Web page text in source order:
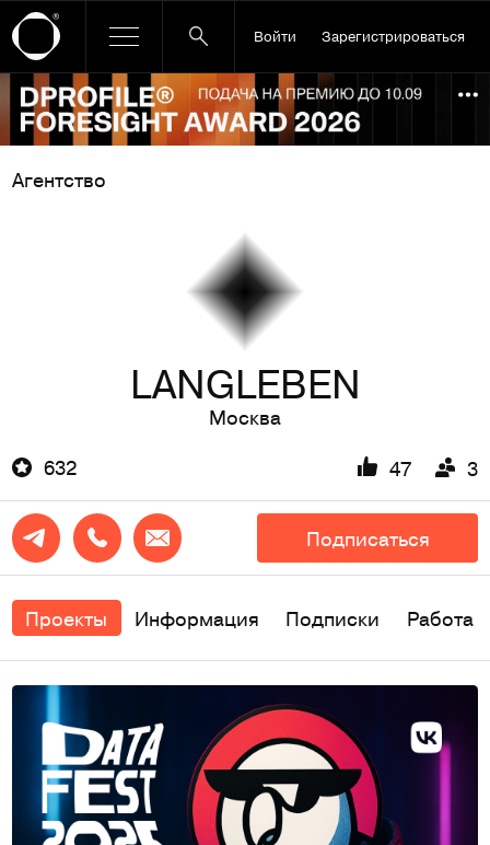
Войти Зарегистрироваться
Ссылка баннера
Агентство
LANGLEBEN
Москва
632
47 3
Подписаться
Проекты Информация Подписки Работа